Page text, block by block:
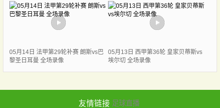
05月14日 法甲第29轮补赛 朗斯vs巴
黎圣日耳曼 全场录像
05月13日 西甲第36轮 皇家贝蒂斯vs
埃尔切 全场录像
友情链接 足球直播